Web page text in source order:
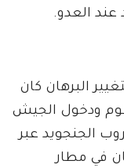
عند العدو.
البرهان كان
ودخول الجيش
الجنجويد عبر
في مطار